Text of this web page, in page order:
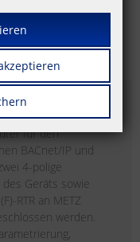
für den
BACnet/IP und
4-polige
Geräts sowie
RTR an METZ
werden.